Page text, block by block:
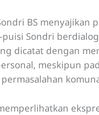
BS
puisi Sondri
dicatat dengan
meskipun